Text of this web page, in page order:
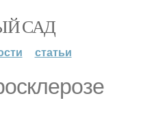
САД
статьи